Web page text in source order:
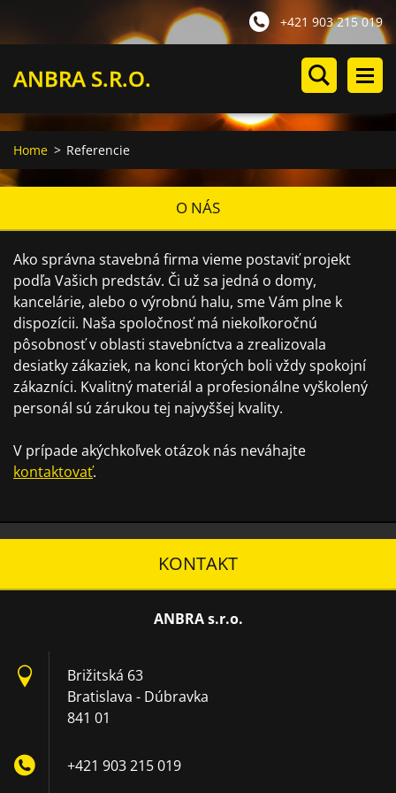
+421 903 215 019
ANBRA S.R.O.
Home > Referencie
O NÁS
Ako správna stavebná firma vieme postaviť projekt
podľa Vašich predstáv. Či už sa jedná o domy,
kancelárie, alebo o výrobnú halu, sme Vám plne k
dispozícii. Naša spoločnosť má niekoľkoročnú
pôsobnosť v oblasti stavebníctva a zrealizovala
desiatky zákaziek, na konci ktorých boli vždy spokojní
zákazníci. Kvalitný materiál a profesionálne vyškolený
personál sú zárukou tej najvyššej kvality.
V prípade akýchkoľvek otázok nás neváhajte
kontaktovať.
KONTAKT
ANBRA s.r.o.
Brižitská 63
Bratislava - Dúbravka
841 01
+421 903 215 019